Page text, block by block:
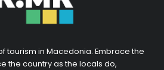
tourism in Macedonia. Embrace the
the country as the locals do,